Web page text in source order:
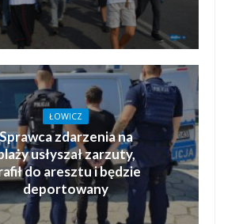
ŁOWICZ
zdarzenia na
usłyszał zarzuty,
do aresztu i będzie
deportowany